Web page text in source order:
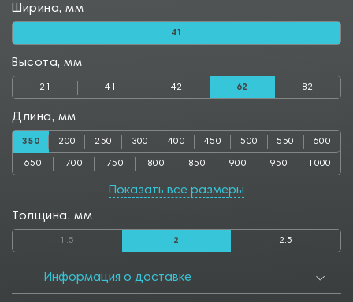
Ширина, мм
41
Высота, мм
21 41 42 62 82
Длина, мм
350 200 250 300 400 450 500 550 600
650 700 750 800 850 900 950 1000
Показать все размеры
Толщина, мм
1.5 2 2.5
Информация о доставке